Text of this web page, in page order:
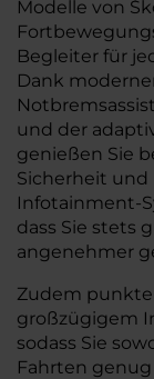
Modelle von
Begleiter für
Dank
und der
genießen Sie
Sicherheit
Infotainment-
dass Sie stets
angenehmer
Zudem
großzügigem
sodass Sie
Fahrten